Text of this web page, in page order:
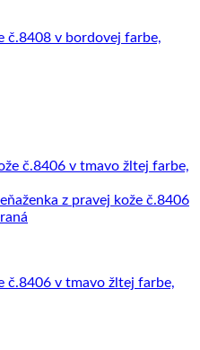
č.8408 v bordovej farbe,
č.8406 v tmavo žltej farbe,